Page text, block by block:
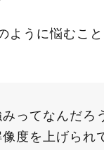
ように悩むこ
ってなんだろ
度を上げられ